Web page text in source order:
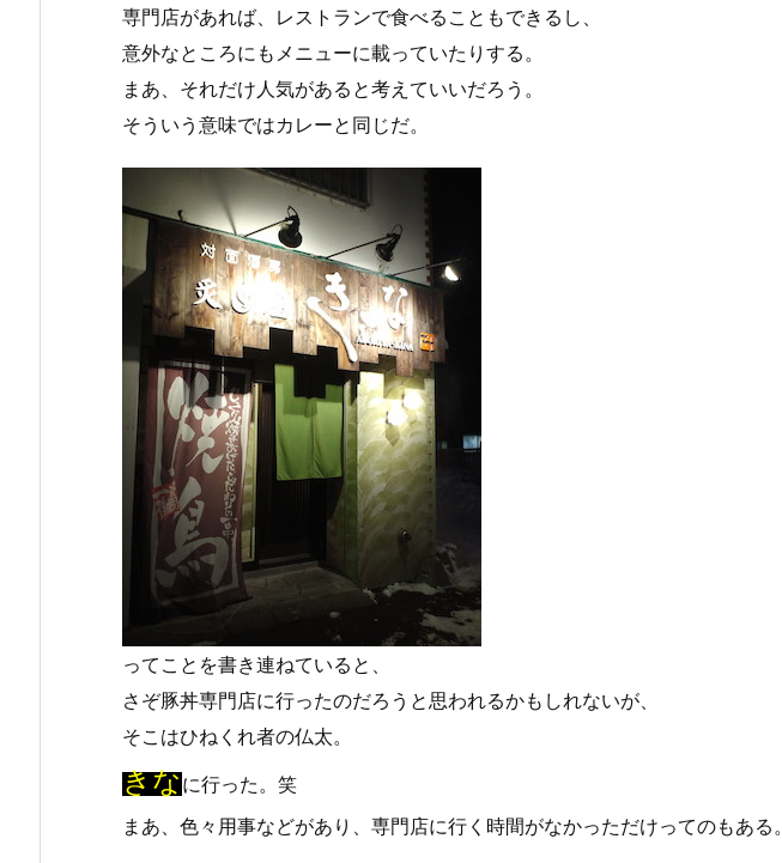
専門店があれば、レストランで食べることもできるし、
意外なところにもメニューに載っていたりする。
まあ、それだけ人気があると考えていいだろう。
そういう意味ではカレーと同じだ。
ってことを書き連ねていると、
さぞ豚丼専門店に行ったのだろうと思われるかもしれないが、
そこはひねくれ者の仏太。
きなに行った。笑
まあ、色々用事などがあり、専門店に行く時間がなかっただけってのもある。